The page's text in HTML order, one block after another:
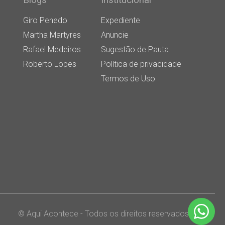
Giro Penedo
Martha Martyres
Rafael Medeiros
Roberto Lopes
Expediente
Anuncie
Sugestão de Pauta
Política de privacidade
Termos de Uso
© Aqui Acontece - Todos os direitos reservados